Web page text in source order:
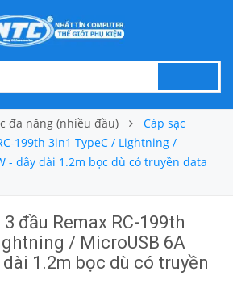
đa năng (nhiều đầu)
Cáp sạc
199th 3in1 TypeC / Lightning /
- dây dài 1.2m bọc dù có truyền data
đầu Remax RC-199th
/ MicroUSB 6A
dài 1.2m bọc dù có truyền